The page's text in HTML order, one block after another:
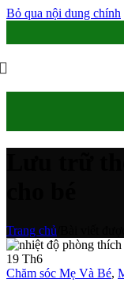
Bỏ qua nội dung chính
Trang chủ
19 Th6
Chăm sóc Mẹ Và Bé,